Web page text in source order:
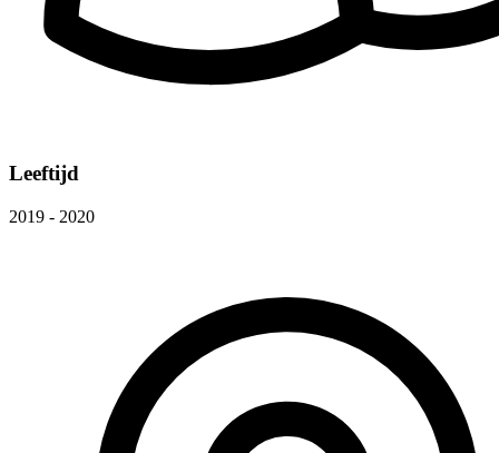
Leeftijd
2019 - 2020